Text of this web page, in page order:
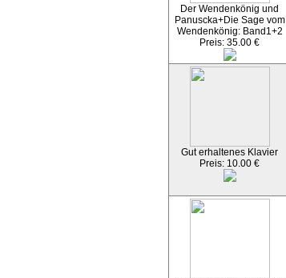
Der Wendenkönig und
Panuscka+Die Sage vom
Wendenkönig: Band1+2
Preis: 35.00 €
Gut erhaltenes Klavier
Preis: 10.00 €